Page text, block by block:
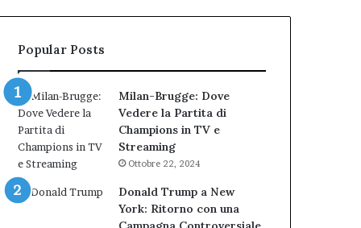
del
dell’Immaginario
Popular Posts
Milan-Brugge: Dove
Vedere la Partita di
Champions in TV e
Streaming
Ottobre 22, 2024
Donald Trump a New
York: Ritorno con una